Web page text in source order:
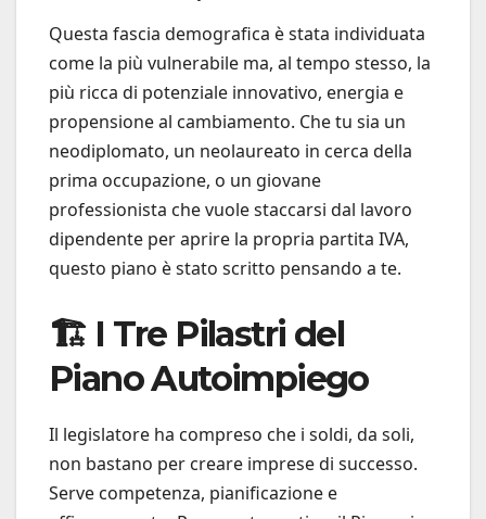
Questa fascia demografica è stata individuata
come la più vulnerabile ma, al tempo stesso, la
più ricca di potenziale innovativo, energia e
propensione al cambiamento. Che tu sia un
neodiplomato, un neolaureato in cerca della
prima occupazione, o un giovane
professionista che vuole staccarsi dal lavoro
dipendente per aprire la propria partita IVA,
questo piano è stato scritto pensando a te.
🏗️ I Tre Pilastri del
Piano Autoimpiego
Il legislatore ha compreso che i soldi, da soli,
non bastano per creare imprese di successo.
Serve competenza, pianificazione e